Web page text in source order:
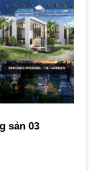
nhiều lợi ích
sản 03